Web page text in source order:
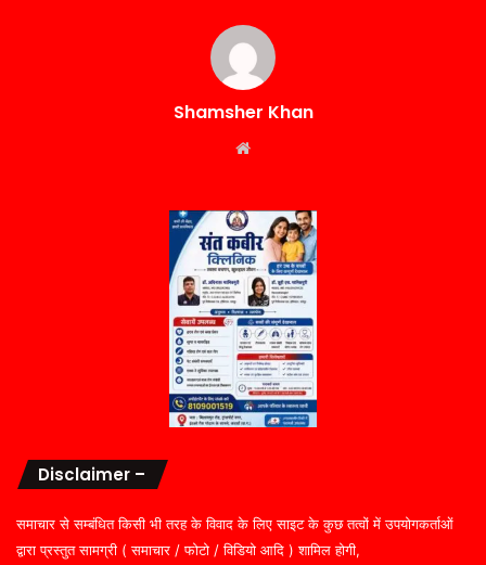
Shamsher Khan
Disclaimer –
समाचार से सम्बंधित किसी भी तरह के विवाद के लिए साइट के कुछ तत्वों में उपयोगकर्ताओं
द्वारा प्रस्तुत सामग्री ( समाचार / फोटो / विडियो आदि ) शामिल होगी,